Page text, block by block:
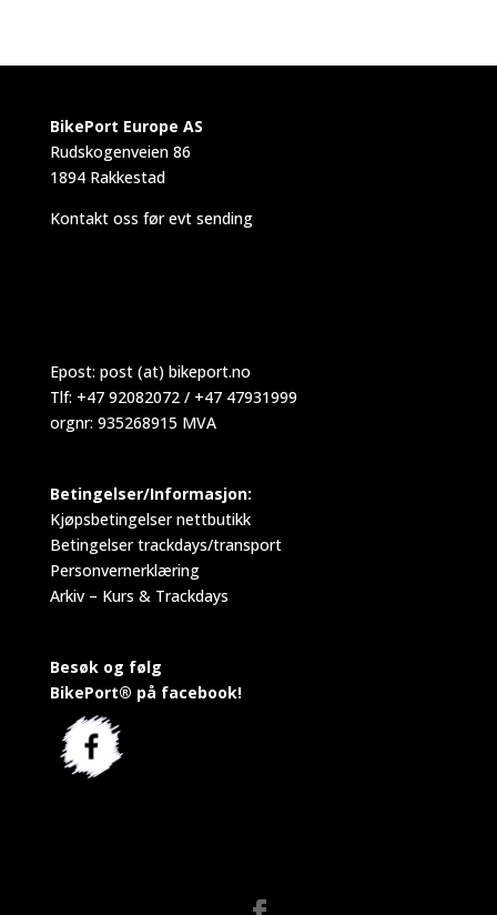
BikePort Europe AS
Rudskogenveien 86
1894 Rakkestad
Kontakt oss før evt sending
Epost: post (at) bikeport.no
Tlf: +47 92082072 / +47 47931999
orgnr: 935268915 MVA
Betingelser/Informasjon:
Kjøpsbetingelser nettbutikk
Betingelser trackdays/transport
Personvernerklæring
Arkiv – Kurs & Trackdays
Besøk og følg
BikePort® på facebook!